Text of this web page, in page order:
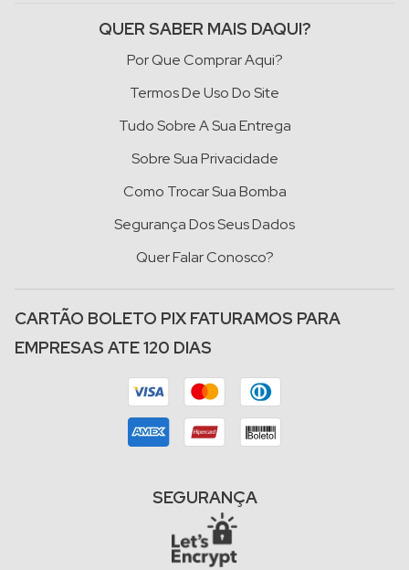
QUER SABER MAIS DAQUI?
Por Que Comprar Aqui?
Termos De Uso Do Site
Tudo Sobre A Sua Entrega
Sobre Sua Privacidade
Como Trocar Sua Bomba
Segurança Dos Seus Dados
Quer Falar Conosco?
CARTÃO BOLETO PIX FATURAMOS PARA
EMPRESAS ATE 120 DIAS
SEGURANÇA